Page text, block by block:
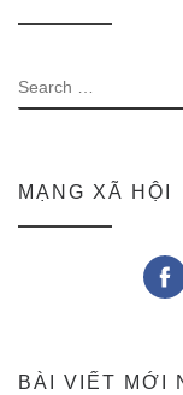
SEARCH
MẠNG XÃ HỘI
BÀI VIẾT MỚI